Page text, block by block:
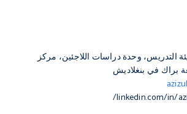
التدريس، وحدة دراسات اللاجئين، مركز
براك في بنغلاديش
linkedin.com/in/